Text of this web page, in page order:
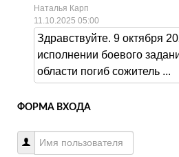
Наталья Карп
11.10.2025 05:00
Здравствуйте. 9 октября
исполнении боевого
области погиб сожитель ...
ФОРМА ВХОДА